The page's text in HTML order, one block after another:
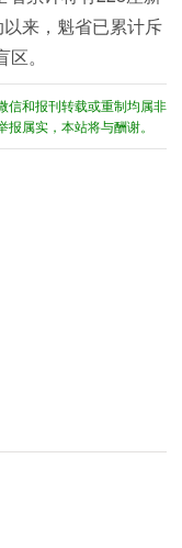
来，魁省已累计斥
。
信和报刊转载或重制均属非
属实，本站将与酬谢。